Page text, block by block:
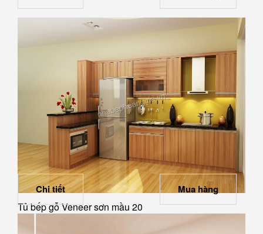
Tủ bếp gỗ Veneer sơn mầu 20
Chi tiết Mua hàng